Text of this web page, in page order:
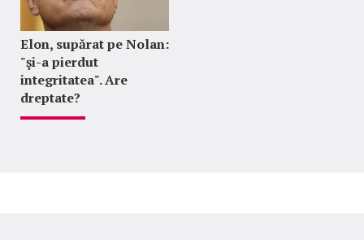
Elon, supărat pe Nolan:
"şi-a pierdut
integritatea". Are
dreptate?